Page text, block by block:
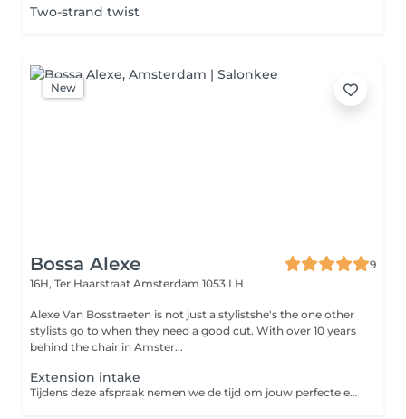
Two-strand twist
New
Bossa Alexe
9
16H, Ter Haarstraat Amsterdam 1053 LH
Alexe Van Bosstraeten is not just a stylistshe's the one other
stylists go to when they need a good cut. With over 10 years
behind the chair in Amster...
Extension intake
Tijdens deze afspraak nemen we de tijd om jouw perfecte extension match te vinden. We bespreken de gewenste look, kiezen de juiste kleur en bepalen de benodigde hoeveelheid haar. Wanneer de extensions worden besteld, vragen we een aanbetaling. De €50 voor de intake wordt volledig verrekend met de behandeling op de dag dat de extensions worden geplaatst.